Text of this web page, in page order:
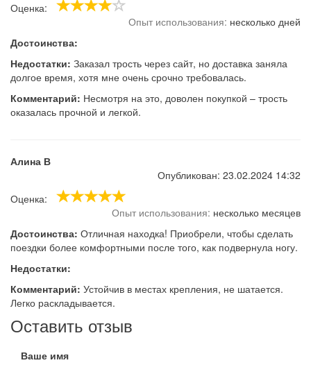
Оценка:
Опыт использования: несколько дней
Достоинства:
Недостатки: Заказал трость через сайт, но доставка заняла
долгое время, хотя мне очень срочно требовалась.
Комментарий: Несмотря на это, доволен покупкой – трость
оказалась прочной и легкой.
Алина В
Опубликован: 23.02.2024 14:32
Оценка:
Опыт использования: несколько месяцев
Достоинства: Отличная находка! Приобрели, чтобы сделать
поездки более комфортными после того, как подвернула ногу.
Недостатки:
Комментарий: Устойчив в местах крепления, не шатается.
Легко раскладывается.
Оставить отзыв
Ваше имя